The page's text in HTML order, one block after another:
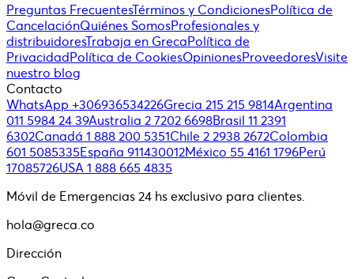
Preguntas FrecuentesTérminos y CondicionesPolítica de
CancelaciónQuiénes SomosProfesionales y
distribuidoresTrabaja en GrecaPolítica de
PrivacidadPolítica de CookiesOpinionesProveedoresVisite
nuestro blog
Contacto
WhatsApp +306936534226Grecia 215 215 9814Argentina
011 5984 24 39Australia 2 7202 6698Brasil 11 2391
6302Canadá 1 888 200 5351Chile 2 2938 2672Colombia
601 5085335España 911430012México 55 4161 1796Perú
17085726USA 1 888 665 4835
Móvil de Emergencias 24 hs exclusivo para clientes.
hola@greca.co
Dirección